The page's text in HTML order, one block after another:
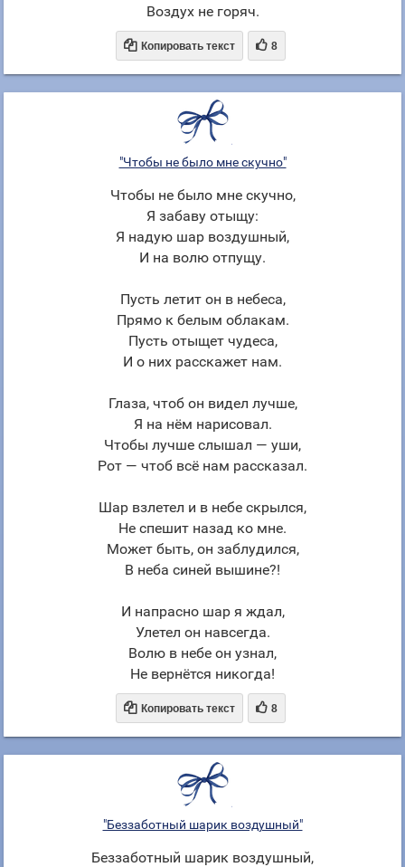
Воздух не горяч.
 Копировать текст  8
"Чтобы не было мне скучно"
Чтобы не было мне скучно,
Я забаву отыщу:
Я надую шар воздушный,
И на волю отпущу.
Пусть летит он в небеса,
Прямо к белым облакам.
Пусть отыщет чудеса,
И о них расскажет нам.
Глаза, чтоб он видел лучше,
Я на нём нарисовал.
Чтобы лучше слышал — уши,
Рот — чтоб всё нам рассказал.
Шар взлетел и в небе скрылся,
Не спешит назад ко мне.
Может быть, он заблудился,
В неба синей вышине?!
И напрасно шар я ждал,
Улетел он навсегда.
Волю в небе он узнал,
Не вернётся никогда!
 Копировать текст  8
"Беззаботный шарик воздушный"
Беззаботный шарик воздушный,